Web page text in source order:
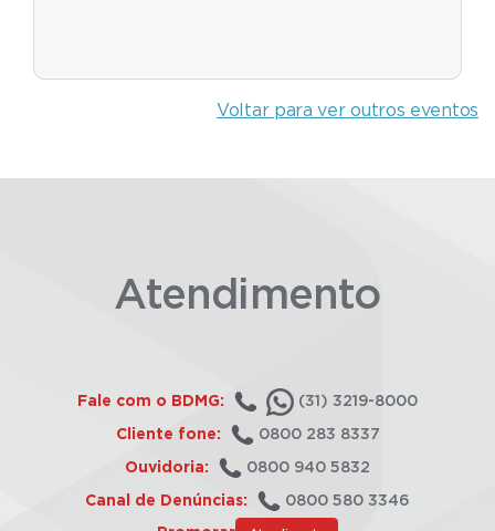
Voltar para ver outros eventos
Atendimento
Fale com o BDMG: (31) 3219-8000
Cliente fone: 0800 283 8337
Ouvidoria: 0800 940 5832
Canal de Denúncias: 0800 580 3346